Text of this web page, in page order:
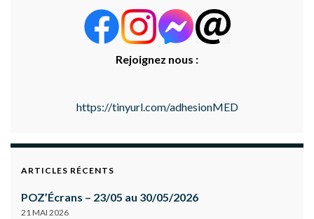
Rejoignez nous :
https://tinyurl.com/adhesionMED
ARTICLES RÉCENTS
POZ’Écrans – 23/05 au 30/05/2026
21 MAI 2026